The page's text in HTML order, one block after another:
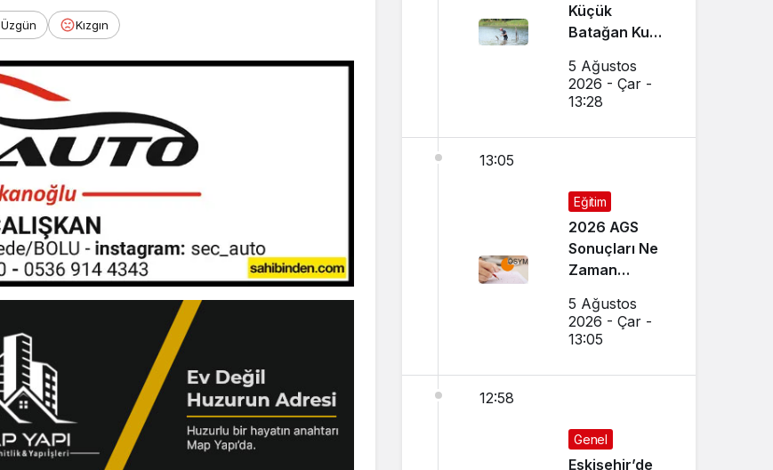
Üzgün Kızgın
Küçük
Batağan Kuşu
5 Ağustos
2026 - Çar -
13:28
13:05
Eğitim
2026 AGS
Sonuçları Ne
Zaman
Sonuçlar
Nereden
5 Ağustos
2026 - Çar -
13:05
12:58
Genel
Eskişehir’de